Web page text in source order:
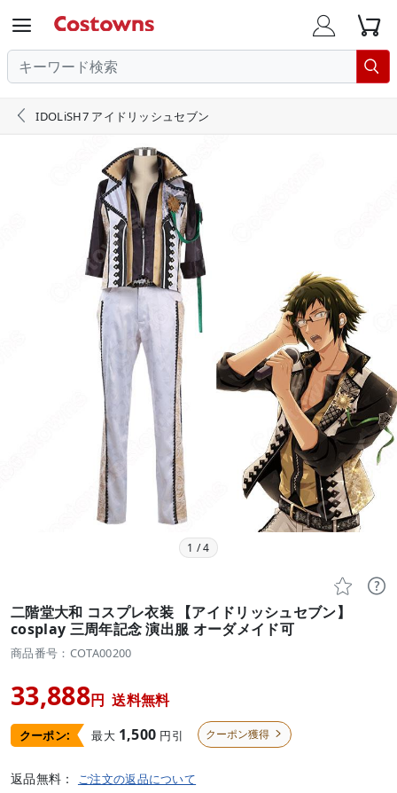
  

 IDOLiSH7 アイドリッシュセブン
1 /4
 
二階堂大和 コスプレ衣装 【アイドリッシュセブン】
cosplay 三周年記念 演出服 オーダメイド可
商品番号：COTA00200
33,888円 送料無料
クーポン: 最大 1,500 円引 クーポン獲得 
返品無料： ご注文の返品について